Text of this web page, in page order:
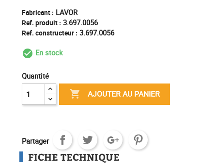
Fabricant : LAVOR
Ref. produit : 3.697.0056
Ref. constructeur : 3.697.0056
check_circle_outline
En stock
Quantité
 AJOUTER AU PANIER
Partager
FICHE TECHNIQUE